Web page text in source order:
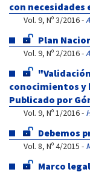
con necesidades
Vol. 9, Nº 3/2016 -
Plan
Vol. 9, Nº 2/2016 -
conocimientos y
Publicado por
Vol. 9, Nº 1/2016 -
Debemos
Vol. 8, Nº 4/2015 -
Marco